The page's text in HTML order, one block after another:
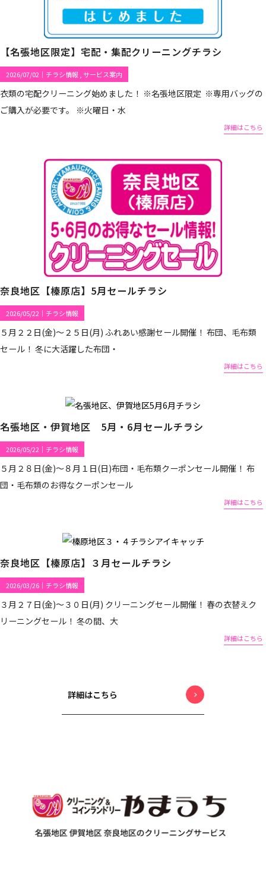
【名張地区限定】宅配・集配クリーニングチラシ
2026/07/02 ｜ チラシ情報 サービス案内
衣類の宅配クリーニング始めました！ ※名張地区限定 ※専用バッグの
ご購入が必要です。 ※火曜日・水
詳細はこちら
奈良地区【榛原店】5月セールチラシ
2026/05/22 ｜ チラシ情報
５月２２日(金)～２５日(月) ふれあい感謝セール開催！ 布団、毛布類
セール！ 冬に大活躍した布団・
詳細はこちら
名張地区・伊賀地区 5月・6月セールチラシ
2026/05/22 ｜ チラシ情報
５月２８日(金)～８月１日(日)布団・毛布類クーポンセール開催！ 布
団・毛布類のお得なクーポンセール
詳細はこちら
奈良地区【榛原店】３月セールチラシ
2026/03/26 ｜ チラシ情報
３月２７日(金)～３０日(月) クリーニングセール開催！ 春の衣替えク
リーニングセール！ 冬の間、大
詳細はこちら
詳細はこちら